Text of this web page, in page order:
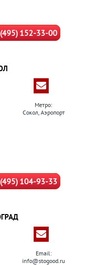
152-33-00
Метро:
Сокол, Аэропорт
104-93-33
Email:
info@stogood.ru